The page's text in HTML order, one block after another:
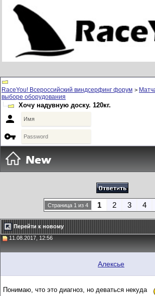
RaceYou! Всероссийский виндсерфинг форум >
выборе оборудования
Хочу надувную доску. 120кг.


Страница 1 из 4 1 2 3 4
Перейти к новому
11.08.2017, 12:56
Алексье
Понимаю, что это диагноз, но деваться некуда